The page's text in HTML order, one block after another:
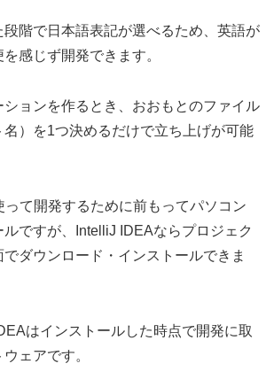
段階で日本語表記が選べるため、英語が
感じず開発できます。
ションを作るとき、おおもとのファイル
）を1つ決めるだけで立ち上げが可能
て開発するために前もってパソコン
ですが、IntelliJ IDEAならプロジェク
でダウンロード・インストールできま
はインストールした時点で開発に取
ェアです。